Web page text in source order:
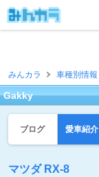
みんカラ 車種別情報
Gakky
ブログ 愛車紹介
マツダ RX-8